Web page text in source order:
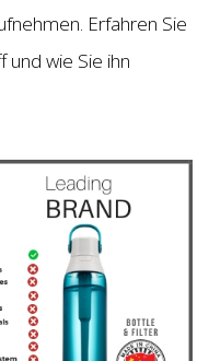
Erfahren Sie
wie Sie ihn